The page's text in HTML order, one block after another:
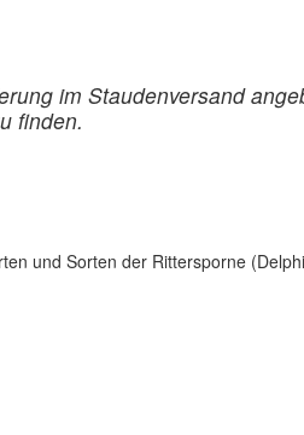
im Staudenversand
finden.
und Sorten der Rittersporne